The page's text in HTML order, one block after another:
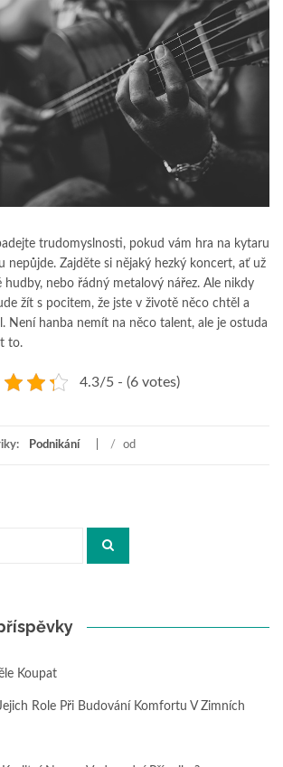
trudomyslnosti, pokud vám hra na kytaru
nepůjde. Zajděte si nějaký hezký koncert, ať už
hudby, nebo řádný metalový nářez. Ale nikdy
žít s pocitem, že jste v životě něco chtěl a
Není hanba nemít na něco talent, ale je ostuda
to.
4.3/5 - (6 votes)
Podnikání / od
Koupat
Role Při Budování Komfortu V Zimních